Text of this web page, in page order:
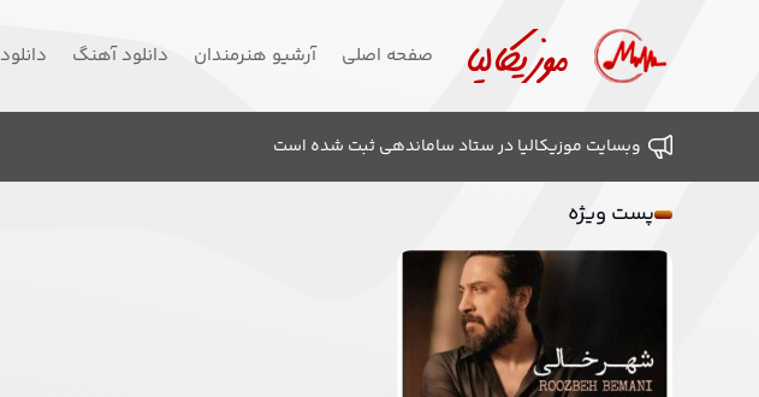
صفحه اصلی آرشیو هنرمندان دانلود آهنگ
وبسایت موزیکالیا در ستاد ساماندهی ثبت شده است
پست ویژه